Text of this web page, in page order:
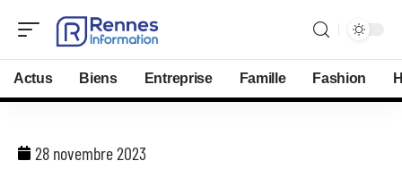
Actus Biens Entreprise Famille Fashion
28 novembre 2023